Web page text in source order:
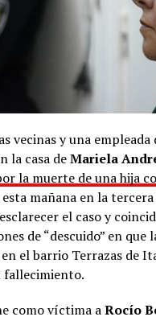
vecinas y una empleada
la casa deMariela
la muerte de una hija
mañana en la
el caso y
de “descuido” en
en el barrio Terrazas de
fallecimiento.
como víctima aRocío